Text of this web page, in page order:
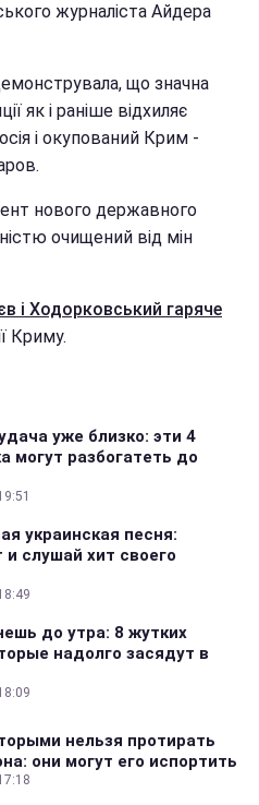
журналіста Айдера
що значна
як і раніше відхиляє
і окупований Крим -
нового державного
очищений від мін
і Ходорковський гаряче
Криму.
уже близко: эти 4
могут разбогатеть до
украинская песня:
и слушай хит своего
до утра: 8 жутких
надолго засядут в
нельзя протирать
они могут его испортить